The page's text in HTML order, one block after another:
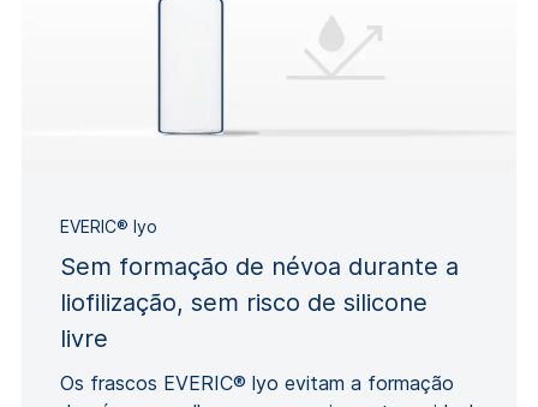
EVERIC® lyo
Sem formação de névoa durante a
liofilização, sem risco de silicone
livre
Os frascos EVERIC® lyo evitam a formação